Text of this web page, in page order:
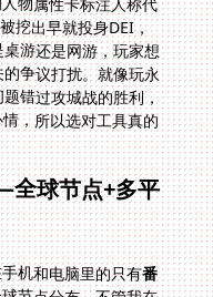
球节点+多平
机和电脑里的只有番